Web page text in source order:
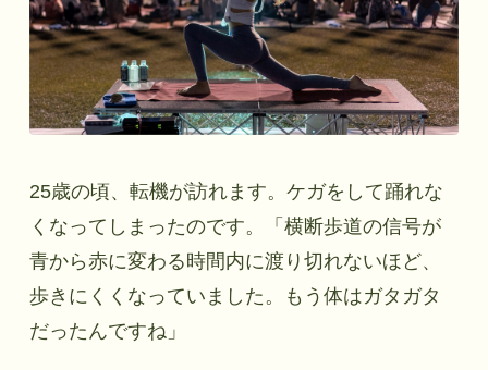
25歳の頃、転機が訪れます。ケガをして踊れな
くなってしまったのです。「横断歩道の信号が
青から赤に変わる時間内に渡り切れないほど、
歩きにくくなっていました。もう体はガタガタ
だったんですね」